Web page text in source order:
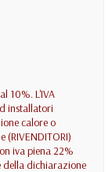
10%. L'IVA
installatori
calore o
iva piena 22%
della dichiarazione